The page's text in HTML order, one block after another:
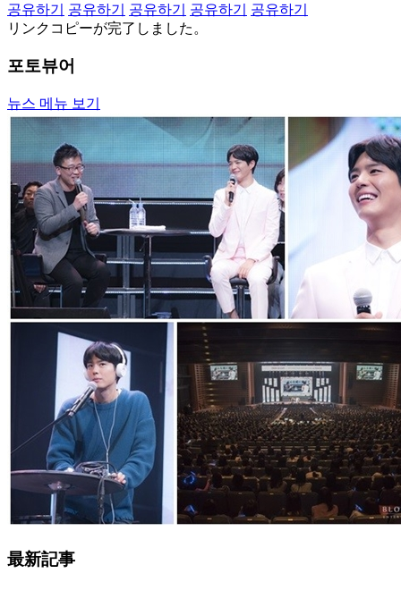
공유하기
공유하기 공유하기 공유하기
공유하기
リンクコピーが完了しました。
포토뷰어
뉴스 메뉴 보기
最新記事